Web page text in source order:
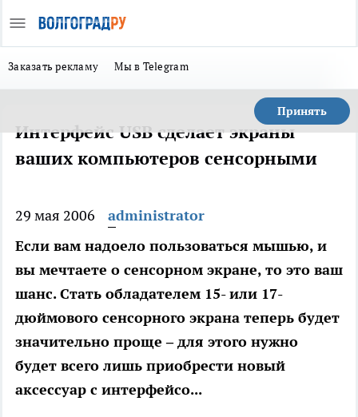
Заказать рекламу Мы в Telegram
Принять
Интерфейс USB сделает экраны
ваших компьютеров сенсорными
29 мая 2006
administrator
Если вам надоело пользоваться мышью, и
вы мечтаете о сенсорном экране, то это ваш
шанс. Стать обладателем 15- или 17-
дюймового сенсорного экрана теперь будет
значительно проще – для этого нужно
будет всего лишь приобрести новый
аксессуар с интерфейсо...